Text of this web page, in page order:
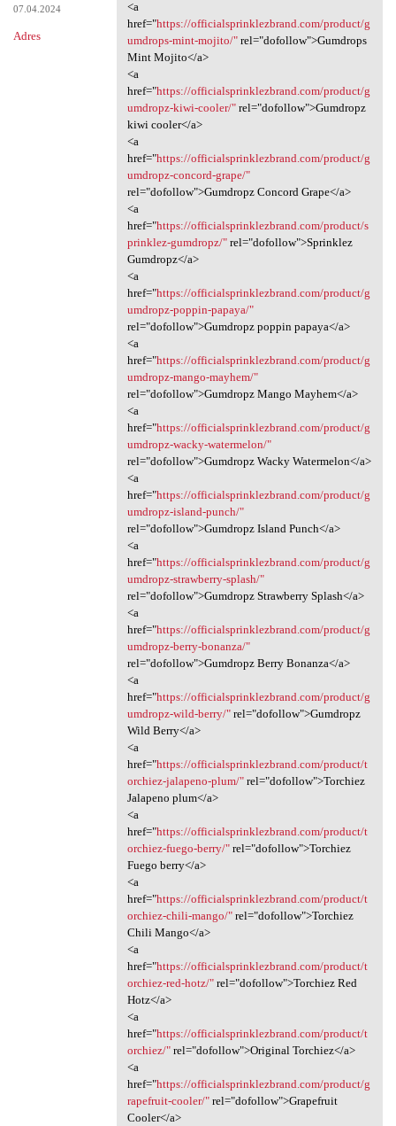
07.04.2024
Adres
<a
href="https://officialsprinklezbrand.com/product/g
umdrops-mint-mojito/"rel="dofollow">Gumdrops
Mint Mojito</a>
<a
href="https://officialsprinklezbrand.com/product/g
umdropz-kiwi-cooler/"rel="dofollow">Gumdropz
kiwi cooler</a>
<a
href="https://officialsprinklezbrand.com/product/g
umdropz-concord-grape/"
rel="dofollow">Gumdropz Concord Grape</a>
<a
href="https://officialsprinklezbrand.com/product/s
prinklez-gumdropz/"rel="dofollow">Sprinklez
Gumdropz</a>
<a
href="https://officialsprinklezbrand.com/product/g
umdropz-poppin-papaya/"
rel="dofollow">Gumdropz poppin papaya</a>
<a
href="https://officialsprinklezbrand.com/product/g
umdropz-mango-mayhem/"
rel="dofollow">Gumdropz Mango Mayhem</a>
<a
href="https://officialsprinklezbrand.com/product/g
umdropz-wacky-watermelon/"
rel="dofollow">Gumdropz Wacky Watermelon</a>
<a
href="https://officialsprinklezbrand.com/product/g
umdropz-island-punch/"
rel="dofollow">Gumdropz Island Punch</a>
<a
href="https://officialsprinklezbrand.com/product/g
umdropz-strawberry-splash/"
rel="dofollow">Gumdropz Strawberry Splash</a>
<a
href="https://officialsprinklezbrand.com/product/g
umdropz-berry-bonanza/"
rel="dofollow">Gumdropz Berry Bonanza</a>
<a
href="https://officialsprinklezbrand.com/product/g
umdropz-wild-berry/"rel="dofollow">Gumdropz
Wild Berry</a>
<a
href="https://officialsprinklezbrand.com/product/t
orchiez-jalapeno-plum/"rel="dofollow">Torchiez
Jalapeno plum</a>
<a
href="https://officialsprinklezbrand.com/product/t
orchiez-fuego-berry/"rel="dofollow">Torchiez
Fuego berry</a>
<a
href="https://officialsprinklezbrand.com/product/t
orchiez-chili-mango/"rel="dofollow">Torchiez
Chili Mango</a>
<a
href="https://officialsprinklezbrand.com/product/t
orchiez-red-hotz/"rel="dofollow">Torchiez Red
Hotz</a>
<a
href="https://officialsprinklezbrand.com/product/t
orchiez/"rel="dofollow">Original Torchiez</a>
<a
href="https://officialsprinklezbrand.com/product/g
rapefruit-cooler/"rel="dofollow">Grapefruit
Cooler</a>